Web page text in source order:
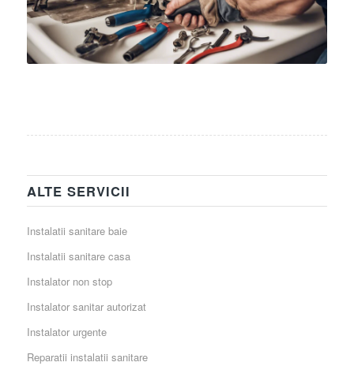
ALTE SERVICII
Instalatii sanitare baie
Instalatii sanitare casa
Instalator non stop
Instalator sanitar autorizat
Instalator urgente
Reparatii instalatii sanitare